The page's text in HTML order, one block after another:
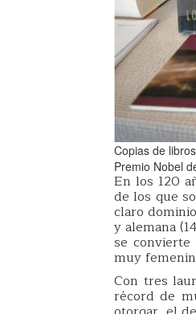
Copias de
Premio Nobel
En los 120
de los que
claro
y alemana
se
muy
Con tres
récord de